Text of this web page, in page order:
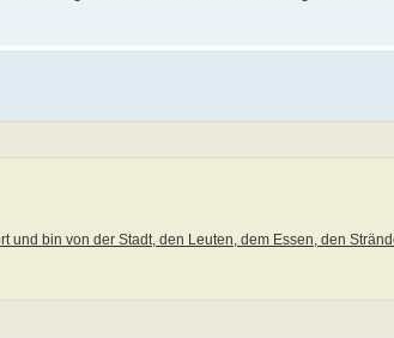
bin von der Stadt, den Leuten, dem Essen, den